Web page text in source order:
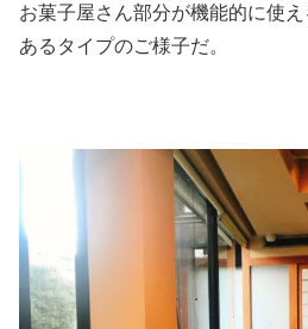
お菓子屋さん部分が機能的に使
あるタイプのご様子だ。